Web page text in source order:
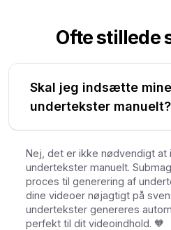
Ofte stillede
Skal jeg indsætte
undertekster manuelt?
Nej, det er ikke nødvendigt
undertekster manuelt.
proces til generering af
dine videoer nøjagtigt på
undertekster genereres
perfekt til dit videoindhold. 🧡